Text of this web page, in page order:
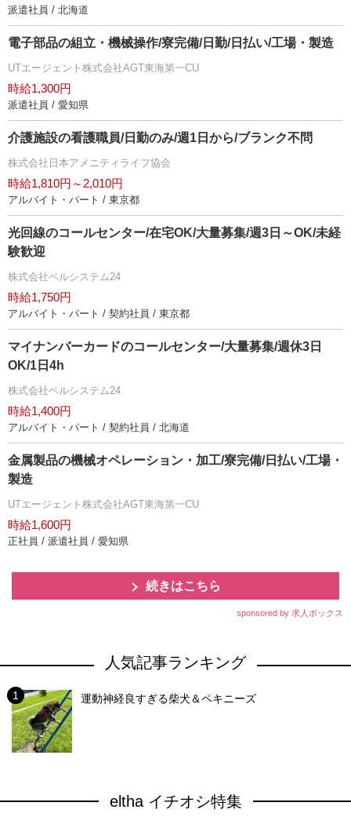
派遣社員 / 北海道
電子部品の組立・機械操作/寮完備/日勤/日払い/工場・製造
UTエージェント株式会社AGT東海第一CU
時給1,300円
派遣社員 / 愛知県
介護施設の看護職員/日勤のみ/週1日から/ブランク不問
株式会社日本アメニティライフ協会
時給1,810円～2,010円
アルバイト・パート / 東京都
光回線のコールセンター/在宅OK/大量募集/週3日～OK/未経
験歓迎
株式会社ベルシステム24
時給1,750円
アルバイト・パート / 契約社員 / 東京都
マイナンバーカードのコールセンター/大量募集/週休3日
OK/1日4h
株式会社ベルシステム24
時給1,400円
アルバイト・パート / 契約社員 / 北海道
金属製品の機械オペレーション・加工/寮完備/日払い/工場・
製造
UTエージェント株式会社AGT東海第一CU
時給1,600円
正社員 / 派遣社員 / 愛知県
続きはこちら
sponsored by 求人ボックス
人気記事ランキング
運動神経良すぎる柴犬＆ペキニーズ
eltha イチオシ特集